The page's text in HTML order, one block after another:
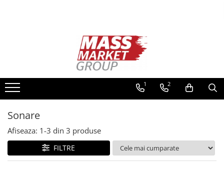
Lansete la crap
Mulinete la crap
Plumbi, momitoare
Protectie, pastrare
Accesorii nadire, sondare
Accesorii, monturi crap
1 2
Sonare
Afiseaza: 1-3 din 3 produse
FILTRE